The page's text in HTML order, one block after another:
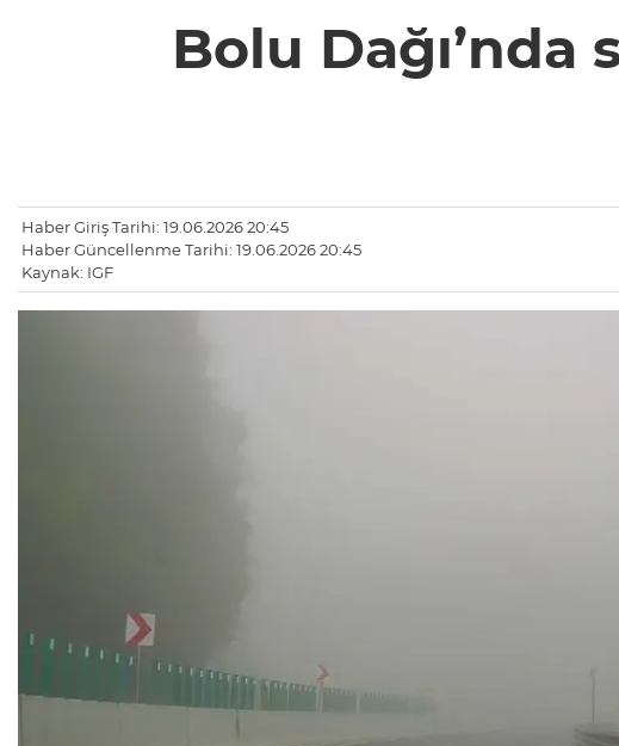
Bolu
Haber Giriş Tarihi: 19.06.2026 20:45
Haber Güncellenme Tarihi: 19.06.2026 20:45
Kaynak: IGF